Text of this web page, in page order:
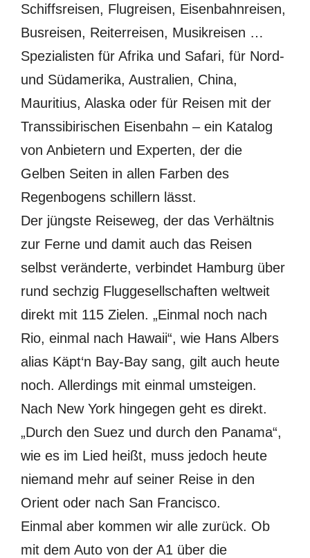
Schiffsreisen, Flugreisen, Eisenbahnreisen,
Busreisen, Reiterreisen, Musikreisen …
Spezialisten für Afrika und Safari, für Nord-
und Südamerika, Australien, China,
Mauritius, Alaska oder für Reisen mit der
Transsibirischen Eisenbahn – ein Katalog
von Anbietern und Experten, der die
Gelben Seiten in allen Farben des
Regenbogens schillern lässt.
Der jüngste Reiseweg, der das Verhältnis
zur Ferne und damit auch das Reisen
selbst veränderte, verbindet Hamburg über
rund sechzig Fluggesellschaften weltweit
direkt mit 115 Zielen. „Einmal noch nach
Rio, einmal nach Hawaii“, wie Hans Albers
alias Käpt‘n Bay-Bay sang, gilt auch heute
noch. Allerdings mit einmal umsteigen.
Nach New York hingegen geht es direkt.
„Durch den Suez und durch den Panama“,
wie es im Lied heißt, muss jedoch heute
niemand mehr auf seiner Reise in den
Orient oder nach San Francisco.
Einmal aber kommen wir alle zurück. Ob
mit dem Auto von der A1 über die